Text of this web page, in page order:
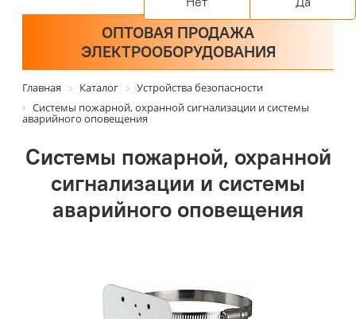
ОПТОВАЯ ПРОДАЖА
ЭЛЕКТРООБОРУДОВАНИЯ
Главная Каталог
Устройства безопасности
Системы пожарной, охранной сигнализации и системы
аварийного оповещения
Системы пожарной, охранной
сигнализации и системы
аварийного оповещения